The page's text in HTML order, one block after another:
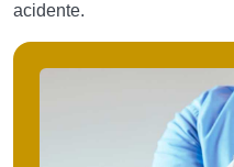
acidente.